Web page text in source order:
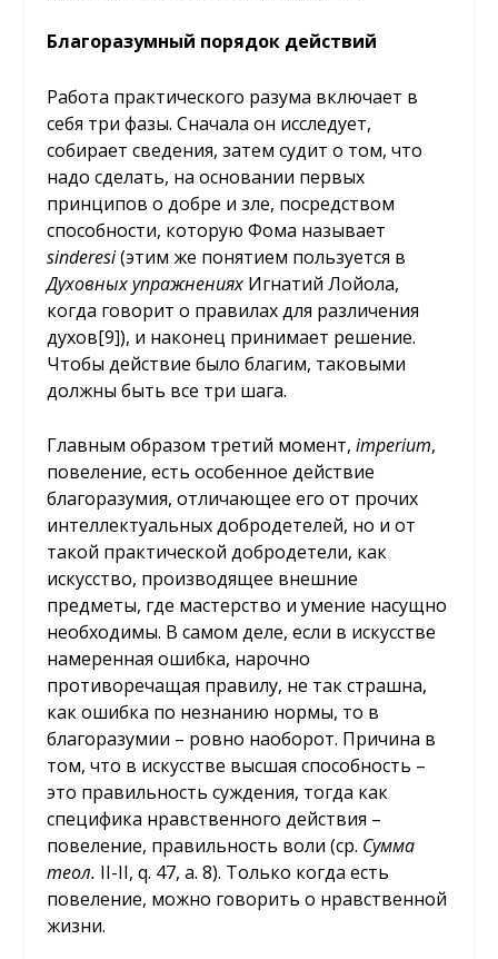
Благоразумный порядок действий
Работа практического разума включает в
себя три фазы. Сначала он исследует,
собирает сведения, затем судит о том, что
надо сделать, на основании первых
принципов о добре и зле, посредством
способности, которую Фома называет
sinderesi(этим же понятием пользуется в
Духовных упражнениях Игнатий Лойола,
когда говорит о правилах для различения
духов[9]), и наконец принимает решение.
Чтобы действие было благим, таковыми
должны быть все три шага.
Главным образом третий момент,imperium,
повеление, есть особенное действие
благоразумия, отличающее его от прочих
интеллектуальных добродетелей, но и от
такой практической добродетели, как
искусство, производящее внешние
предметы, где мастерство и умение насущно
необходимы. В самом деле, если в искусстве
намеренная ошибка, нарочно
противоречащая правилу, не так страшна,
как ошибка по незнанию нормы, то в
благоразумии – ровно наоборот. Причина в
том, что в искусстве высшая способность –
это правильность суждения, тогда как
специфика нравственного действия –
повеление, правильность воли (ср. Сумма
теол. II-II, q. 47, a. 8). Только когда есть
повеление, можно говорить о нравственной
жизни.